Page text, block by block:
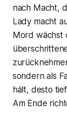
nach Macht,
Lady macht
Mord wächst
sondern als
hält, desto
Am Ende